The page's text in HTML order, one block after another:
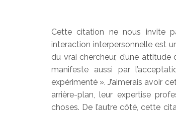
Cette citation ne nous invite
interaction interpersonnelle est
du vrai chercheur, d’une
manifeste aussi par
expérimenté ». J’aimerais avoir
arrière-plan, leur expertise
choses. De l’autre côté, cette